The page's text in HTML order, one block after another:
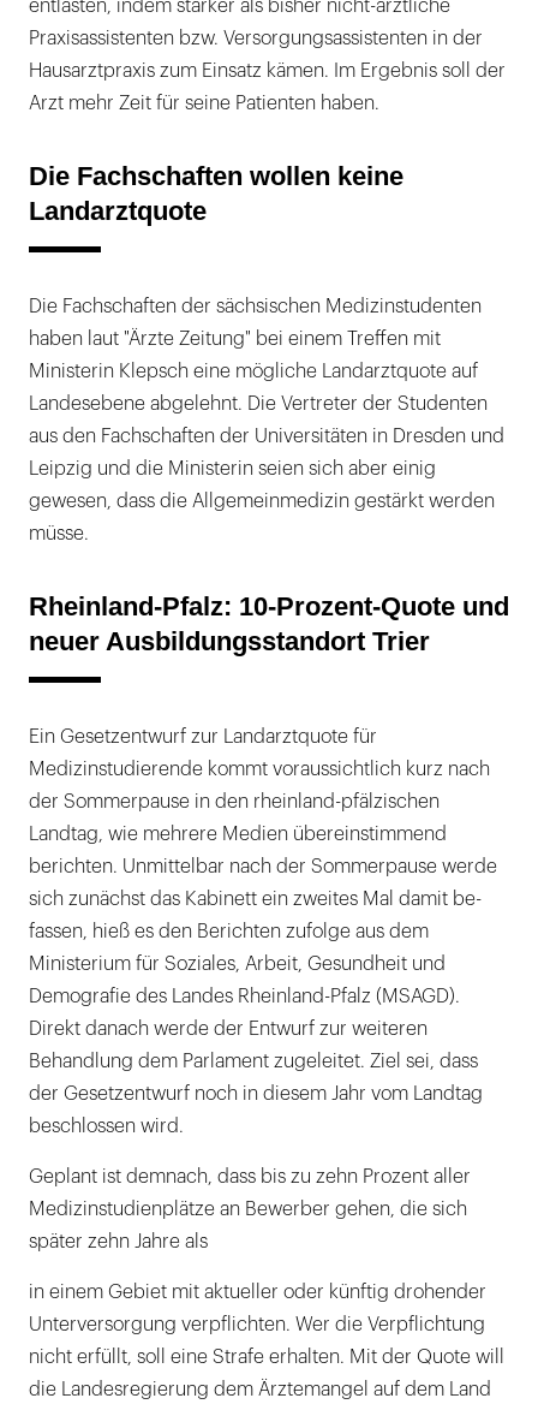
entlasten, indem stärker als bisher nicht-ärztliche
Praxisassistenten bzw. Versorgungsassistenten in der
Hausarztpraxis zum Einsatz kämen. Im Ergebnis soll der
Arzt mehr Zeit für seine Patienten haben.
Die Fachschaften wollen keine
Landarztquote
Die Fachschaften der sächsischen Medizinstudenten
haben laut "Ärzte Zeitung" bei einem Treffen mit
Ministerin Klepsch eine mögliche Landarztquote auf
Landesebene abgelehnt. Die Vertreter der Studenten
aus den Fachschaften der Universitäten in Dresden und
Leipzig und die Ministerin seien sich aber einig
gewesen, dass die Allgemeinmedizin gestärkt werden
müsse.
Rheinland-Pfalz: 10-Prozent-Quote und
neuer Ausbildungsstandort Trier
Ein Gesetzentwurf zur Landarztquote für
Medizinstudierende kommt voraus­sichtlich kurz nach
der Sommerpause in den rheinland-pfälzischen
Landtag, wie mehrere Medien übereinstimmend
berichten. Unmittel­bar nach der Sommerpause werde
sich zunächst das Kabinett ein zweites Mal damit be­
fassen, hieß es den Berichten zufolge aus dem
Ministerium für Soziales, Arbeit, Gesundheit und
Demografie des Landes Rheinland-Pfalz (MSAGD).
Direkt danach werde der Entwurf zur weiteren
Behandlung dem Parlament zugeleitet. Ziel sei, dass
der Gesetzentwurf noch in diesem Jahr vom Landtag
beschlos­sen wird.
Geplant ist demnach, dass bis zu zehn Prozent aller
Medizinstudien­plätze an Bewerber gehen, die sich
später zehn Jahre als
in einem Gebiet mit aktu­eller oder künftig drohender
Unterversorgung verpflichten. Wer die Verpflich­tung
nicht erfüllt, soll eine Strafe erhalten. Mit der Quote will
die Landesregierung dem Ärzte­mangel auf dem Land